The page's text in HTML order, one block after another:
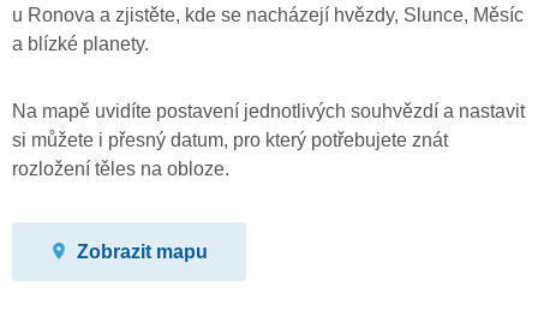
u Ronova a zjistěte, kde se nacházejí hvězdy, Slunce, Měsíc
a blízké planety.
Na mapě uvidíte postavení jednotlivých souhvězdí a nastavit
si můžete i přesný datum, pro který potřebujete znát
rozložení těles na obloze.
Zobrazit mapu